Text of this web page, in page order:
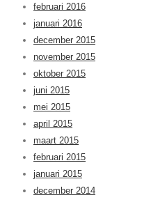
februari 2016
januari 2016
december 2015
november 2015
oktober 2015
juni 2015
mei 2015
april 2015
maart 2015
februari 2015
januari 2015
december 2014